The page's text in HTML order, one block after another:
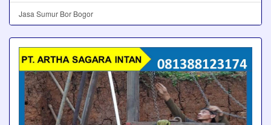
Jasa Sumur Bor Bogor